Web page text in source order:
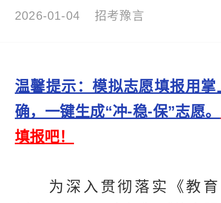
2026-01-04 招考豫言
温馨提示：模拟志愿填报用
确，一键生成“冲-稳-保”志愿。
填报吧！
为深入贯彻落实《教育